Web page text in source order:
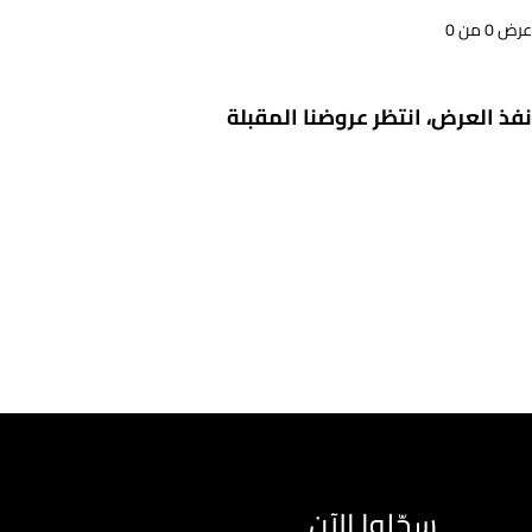
عرض 0 من 0
نفذ العرض، انتظر عروضنا المقبلة